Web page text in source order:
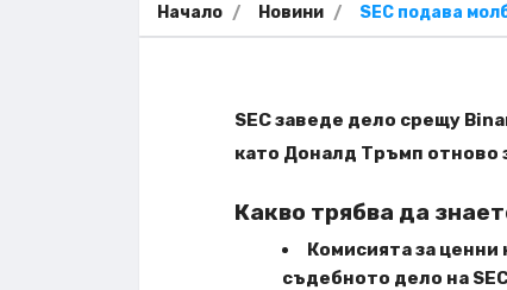
Начало Новини SEC подава
SEC заведе дело срещу
като Доналд Тръмп отново
Какво трябва да
Комисията за ценни
съдебното дело на